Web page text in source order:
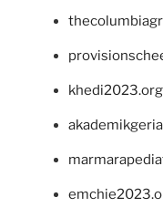
khedi2023.org